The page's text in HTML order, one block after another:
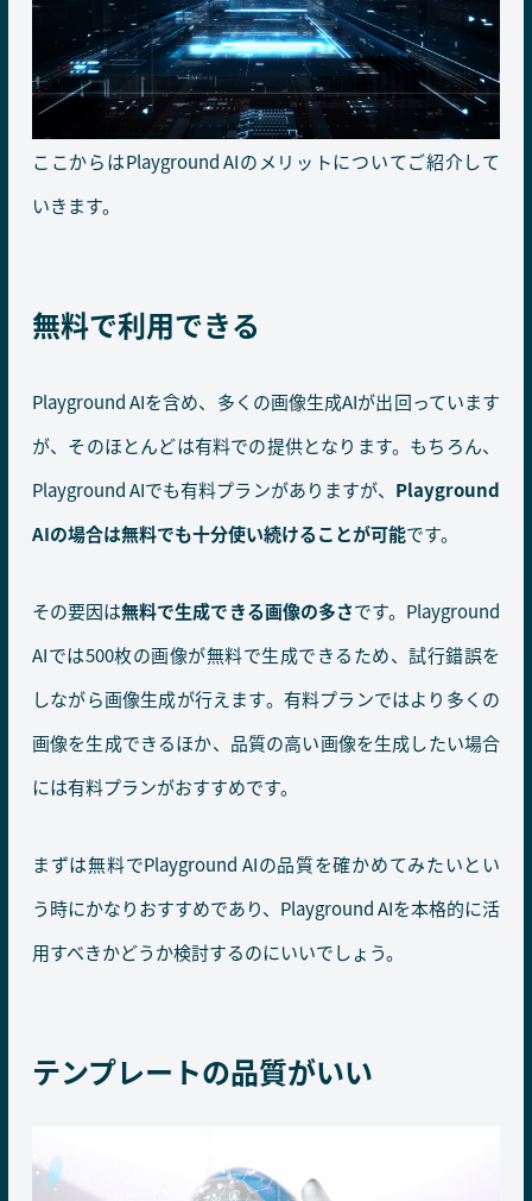
ここからはPlayground AIのメリットについてご紹介して
いきます。
無料で利用できる
Playground AIを含め、多くの画像生成AIが出回っています
が、そのほとんどは有料での提供となります。もちろん、
Playground AIでも有料プランがありますが、 Playground
AIの場合は無料でも十分使い続けることが可能です。
その要因は無料で生成できる画像の多さです。Playground
AIでは500枚の画像が無料で生成できるため、試行錯誤を
しながら画像生成が行えます。有料プランではより多くの
画像を生成できるほか、品質の高い画像を生成したい場合
には有料プランがおすすめです。
まずは無料でPlayground AIの品質を確かめてみたいとい
う時にかなりおすすめであり、Playground AIを本格的に活
用すべきかどうか検討するのにいいでしょう。
テンプレートの品質がいい